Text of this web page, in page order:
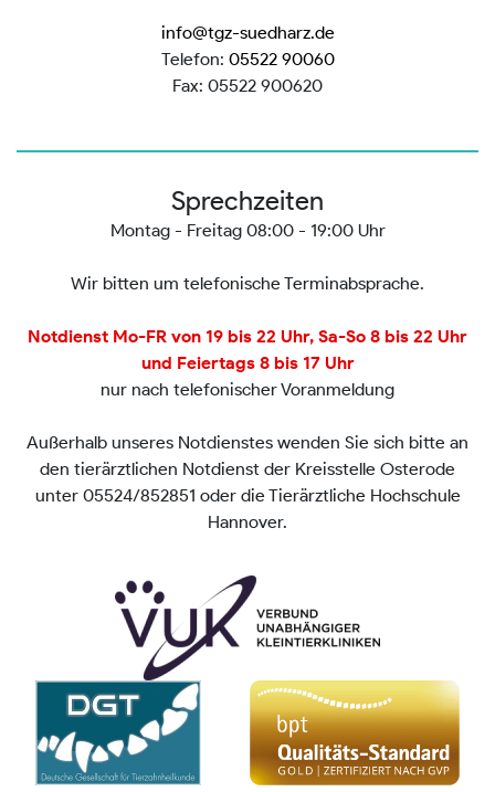
info@tgz-suedharz.de
Telefon: 05522 90060
Fax: 05522 900620
Sprechzeiten
Montag - Freitag 08:00 - 19:00 Uhr
Wir bitten um telefonische Terminabsprache.
Notdienst Mo-FR von 19 bis 22 Uhr, Sa-So 8 bis 22 Uhr
und Feiertags 8 bis 17 Uhr
nur nach telefonischer Voranmeldung
Außerhalb unseres Notdienstes wenden Sie sich bitte an
den tierärztlichen Notdienst der Kreisstelle Osterode
unter 05524/852851 oder die Tierärztliche Hochschule
Hannover.